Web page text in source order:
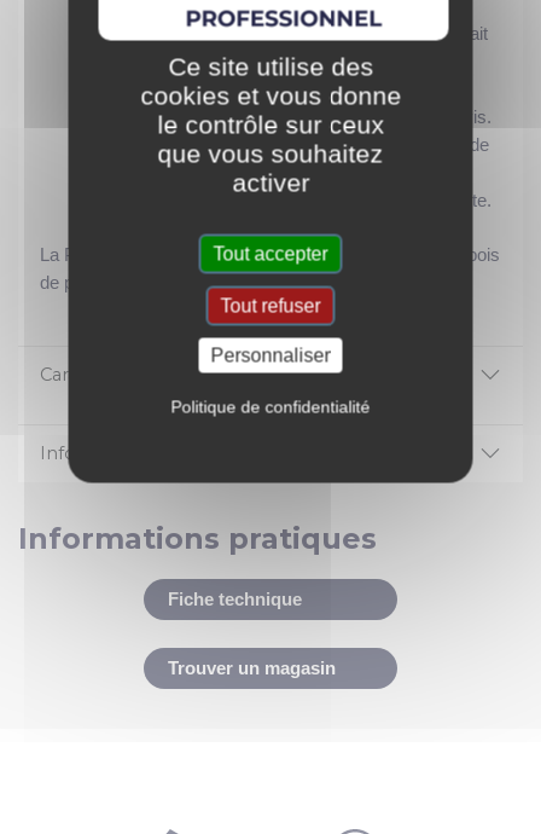
Une réparation solide et durable avec aucun retrait
ni fendillement.
De travailler comme sur du bois : se ponce, se
teinte, se vitrifie, se vernit, accepte les clous et vis.
Des réparations discrètes en reprenant la teinte de
Un grand confort d'application sans odeur gênante.
La PBEX est compatible avec toutes les essences de bois
de parquets, meubles et boiseries en intérieur.
Caractéristiques
Informations réglementaires
Informations pratiques
Fiche technique
Trouver un magasin
Ce site utilise des
cookies et vous donne
le contrôle sur ceux
que vous souhaitez
activer
Tout accepter
Tout refuser
Personnaliser
Politique de confidentialité